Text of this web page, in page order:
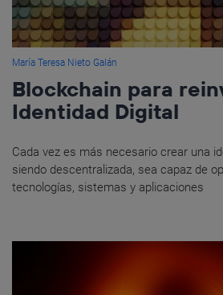
María Teresa Nieto Galán
Blockchain para
Identidad Digital
Cada vez es más necesario crear una
siendo descentralizada, sea capaz de
tecnologías, sistemas y aplicaciones